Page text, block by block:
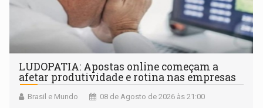
LUDOPATIA: Apostas online começam a
afetar produtividade e rotina nas empresas
Brasil e Mundo 08 de Agosto de 2026 às 21:00